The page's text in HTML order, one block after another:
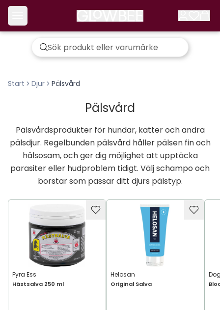
Start Djur Pälsvård
Pälsvård
Pälsvårdsprodukter för hundar, katter och andra
pälsdjur. Regelbunden pälsvård håller pälsen fin och
hälsosam, och ger dig möjlighet att upptäcka
parasiter eller hudproblem tidigt. Välj schampo och
borstar som passar ditt djurs pälstyp.
Fyra Ess
Hästsalva 250 ml
Helosan
Original Salva